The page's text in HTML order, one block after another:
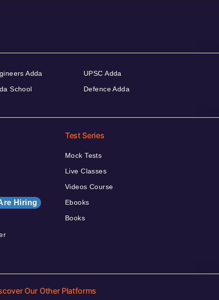
Adda
School
UPSC Adda
Defence Adda
Hiring
Test Series
Mock Tests
Live Classes
Videos Course
Ebooks
Books
Our Other Platforms